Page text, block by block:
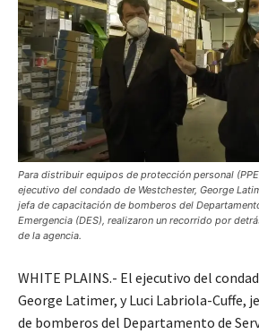
Para distribuir equipos de protección personal
ejecutivo del condado de Westchester, George
jefa de capacitación de bomberos del
Emergencia (DES), realizaron un recorrido por
de la agencia.
WHITE PLAINS.- El ejecutivo del
George Latimer, y Luci Labriola-Cuffe,
de bomberos del Departamento de